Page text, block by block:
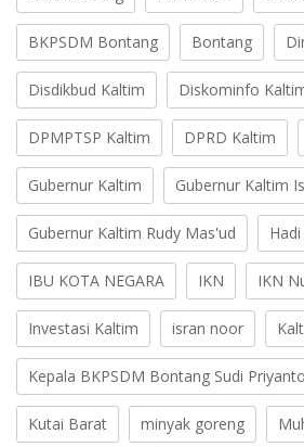
BKPSDM Bontang Bontang
Disdikbud Kaltim Diskominfo
DPMPTSP Kaltim DPRD Kaltim
Gubernur Kaltim Gubernur Kaltim
Gubernur Kaltim Rudy Mas'ud
IBU KOTA NEGARA IKN IKN
Investasi Kaltim isran noor
Kepala BKPSDM Bontang Sudi Priyanto
Kutai Barat minyak goreng